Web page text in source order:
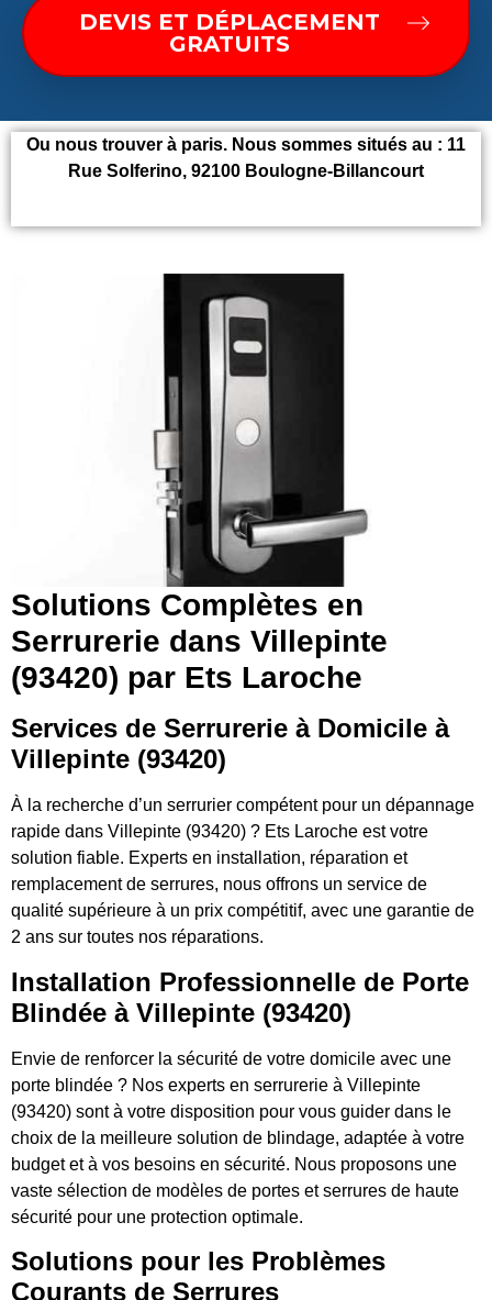
DEVIS ET DÉPLACEMENT
GRATUITS
Ou nous trouver à paris. Nous sommes situés au : 11
Rue Solferino, 92100 Boulogne-Billancourt
Solutions Complètes en
Serrurerie dans Villepinte
(93420) par Ets Laroche
Services de Serrurerie à Domicile à
Villepinte (93420)
À la recherche d’un serrurier compétent pour un dépannage
rapide dans Villepinte (93420) ? Ets Laroche est votre
solution fiable. Experts en installation, réparation et
remplacement de serrures, nous offrons un service de
qualité supérieure à un prix compétitif, avec une garantie de
2 ans sur toutes nos réparations.
Installation Professionnelle de Porte
Blindée à Villepinte (93420)
Envie de renforcer la sécurité de votre domicile avec une
porte blindée ? Nos experts en serrurerie à Villepinte
(93420) sont à votre disposition pour vous guider dans le
choix de la meilleure solution de blindage, adaptée à votre
budget et à vos besoins en sécurité. Nous proposons une
vaste sélection de modèles de portes et serrures de haute
sécurité pour une protection optimale.
Solutions pour les Problèmes
Courants de Serrures